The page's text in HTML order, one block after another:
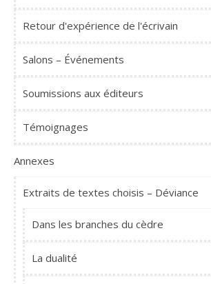
Retour d'expérience de l'écrivain
Salons – Événements
Soumissions aux éditeurs
Témoignages
Annexes
Extraits de textes choisis – Déviance
Dans les branches du cèdre
La dualité